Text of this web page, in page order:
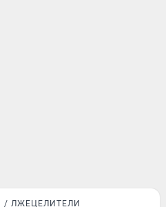
ЛЖЕЦЕЛИТЕЛИ